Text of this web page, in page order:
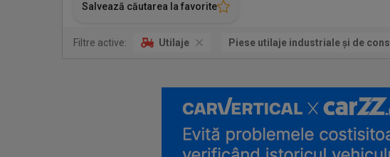
Salvează căutarea la favorite
Filtre active: Utilaje Piese utilaje industriale și de